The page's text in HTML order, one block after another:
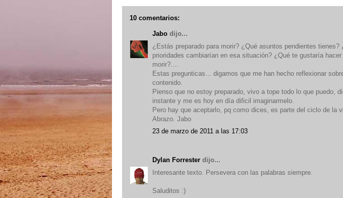
10 comentarios:
Jabo dijo...
¿Estás preparado para morir? ¿Qué asuntos pendientes tienes?
prioridades cambiarían en esa situación? ¿Qué te gustaría
morir?....
Estas pregunticas... digamos que me han hecho reflexionar
contenido.
Pienso que no estoy preparado, vivo a tope todo lo que puedo,
instante y me es hoy en día dificil imaginarmelo.
Pero hay que aceptarlo, pq como dices, es parte del ciclo de la
Abrazo. Jabo
23 de marzo de 2011 a las 17:03
Dylan Forrester dijo...
Interesante texto. Persevera con las palabras siempre.
Saluditos :)